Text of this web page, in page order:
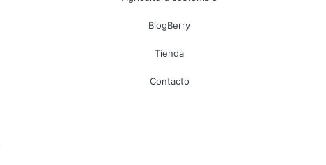
BlogBerry
Tienda
Contacto